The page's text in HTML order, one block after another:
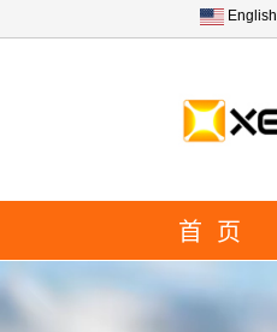
English
首 页